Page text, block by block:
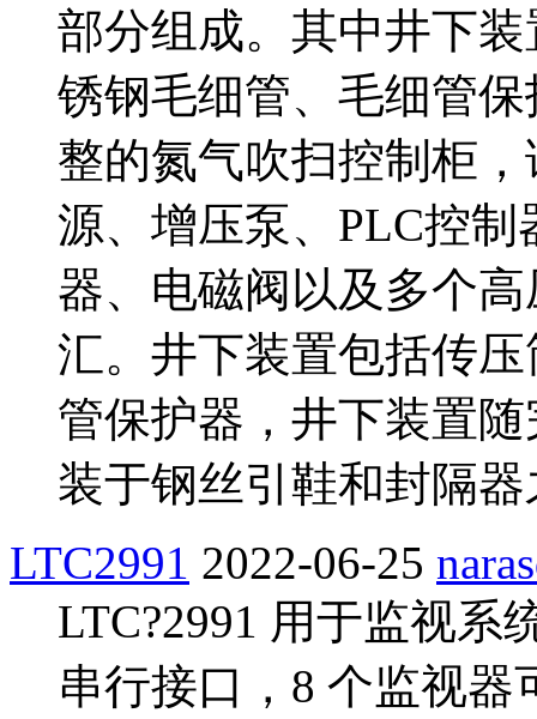
部分组成。其中井下
锈钢毛细管、毛细管
整的氮气吹扫控制柜
源、增压泵、PLC控
器、电磁阀以及多个
汇。井下装置包括传
管保护器，井下装置
装于钢丝引鞋和封隔
LTC2991 2022-06-25
LTC?2991 用于监视系
串行接口，8 个监视